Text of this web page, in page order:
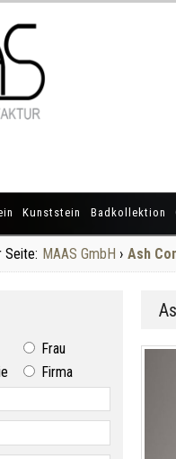
Kunststein Badkollektion
Seite: MAAS GmbH › Ash
Frau
Firma